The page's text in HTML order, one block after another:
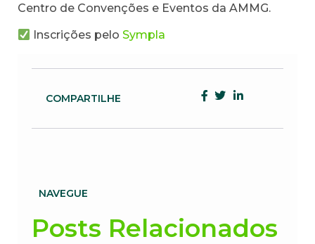
Centro de Convenções e Eventos da AMMG.
Inscrições peloSympla
COMPARTILHE
NAVEGUE
Posts Relacionados